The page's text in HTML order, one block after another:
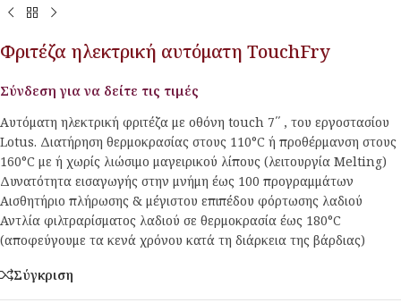
Φριτέζα ηλεκτρική αυτόματη TouchFry
Σύνδεση για να δείτε τις τιμές
Αυτόματη ηλεκτρική φριτέζα με οθόνη touch 7΄΄ , του εργοστασίου
Lotus. Διατήρηση θερμοκρασίας στους 110°C ή προθέρμανση στους
160°C με ή χωρίς λιώσιμο μαγειρικού λίπους (λειτουργία Melting)
Δυνατότητα εισαγωγής στην μνήμη έως 100 προγραμμάτων
Αισθητήριο πλήρωσης & μέγιστου επιπέδου φόρτωσης λαδιού
Αντλία φιλτραρίσματος λαδιού σε θερμοκρασία έως 180°C
(αποφεύγουμε τα κενά χρόνου κατά τη διάρκεια της βάρδιας)
Σύγκριση